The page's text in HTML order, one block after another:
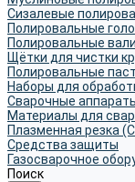
Cизалевые
Полировальные
Полировальные
Щётки для чистки
Полировальные
Наборы для
Сварочные
Материалы для
Плазменная резка
Средства защиты
Газосварочное
Поиск